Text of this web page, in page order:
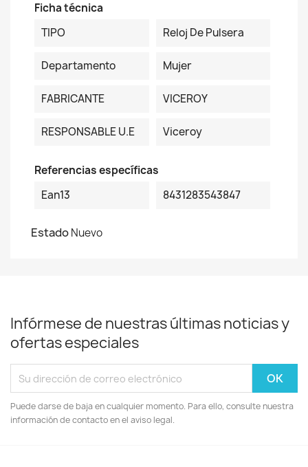
Ficha técnica
TIPO
Reloj De Pulsera
Departamento Mujer
FABRICANTE VICEROY
RESPONSABLE U.E Viceroy
Referencias específicas
Ean13
8431283543847
EstadoNuevo
Infórmese de nuestras últimas noticias y
ofertas especiales
Puede darse de baja en cualquier momento. Para ello, consulte nuestra
información de contacto en el aviso legal.